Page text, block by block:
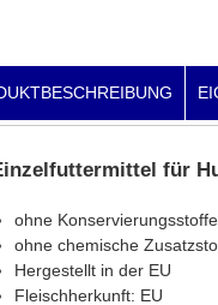
für
ohne Konservierungsstoffe
ohne chemische
Hergestellt in der EU
Fleischherkunft: EU